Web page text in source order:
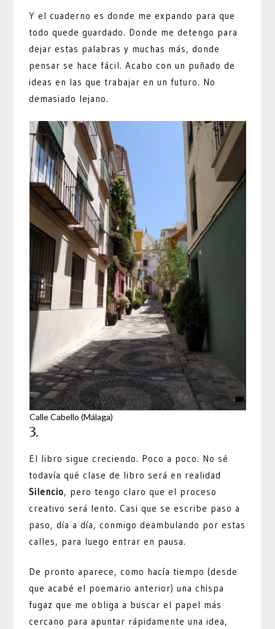
Y el cuaderno es donde me expando para que
todo quede guardado. Donde me detengo para
dejar estas palabras y muchas más, donde
pensar se hace fácil. Acabo con un puñado de
ideas en las que trabajar en un futuro. No
demasiado lejano.
Calle Cabello (Málaga)
3.
El libro sigue creciendo. Poco a poco. No sé
todavía qué clase de libro será en realidad
Silencio, pero tengo claro que el proceso
creativo será lento. Casi que se escribe paso a
paso, día a día, conmigo deambulando por estas
calles, para luego entrar en pausa.
De pronto aparece, como hacía tiempo (desde
que acabé el poemario anterior) una chispa
fugaz que me obliga a buscar el papel más
cercano para apuntar rápidamente una idea,